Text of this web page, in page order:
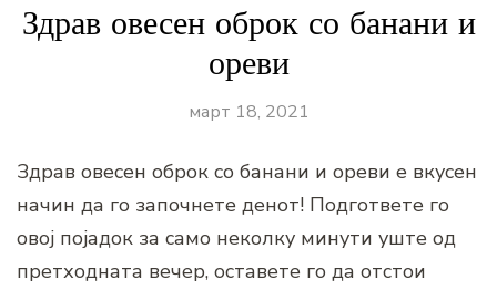
Здрав овесен оброк со банани и
ореви
март 18, 2021
Здрав овесен оброк со банани и ореви е вкусен
начин да го започнете денот! Подгответе го
овој појадок за само неколку минути уште од
претходната вечер, оставете го да отстои